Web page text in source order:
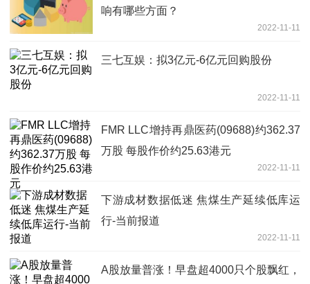
响有哪些方面？
2022-11-11
三七互娱：拟3亿元-6亿元回购股份
2022-11-11
FMR LLC增持再鼎医药(09688)约362.37
万股 每股作价约25.63港元
2022-11-11
下游成材数据低迷 焦煤生产延续低库运
行-当前报道
2022-11-11
A股放量普涨！早盘超4000只个股飘红，